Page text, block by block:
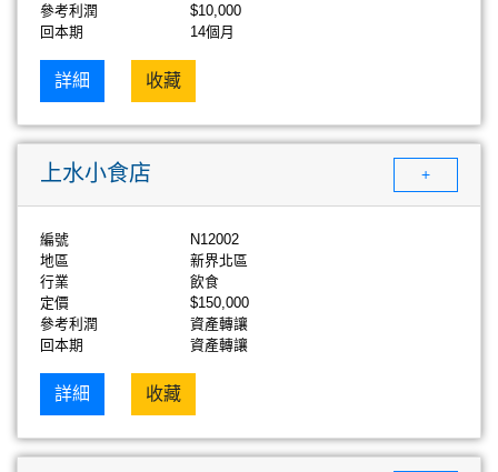
參考利潤
$10,000
回本期
14個月
詳細 收藏
上水小食店 +
編號
N12002
地區
新界北區
行業
飲食
定價
$150,000
參考利潤
資產轉讓
回本期
資產轉讓
詳細 收藏